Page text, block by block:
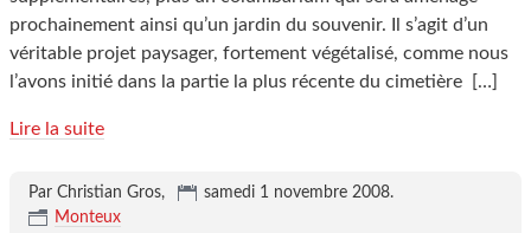
prochainement ainsi qu’un jardin du souvenir. Il s’agit d’un
véritable projet paysager, fortement végétalisé, comme nous
l’avons initié dans la partie la plus récente du cimetière
[…]
Lire la suite
Par Christian Gros, samedi 1 novembre 2008.
Monteux